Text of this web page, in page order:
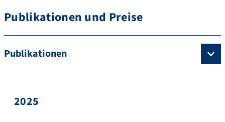
Publikationen und Preise
Publikationen
2025